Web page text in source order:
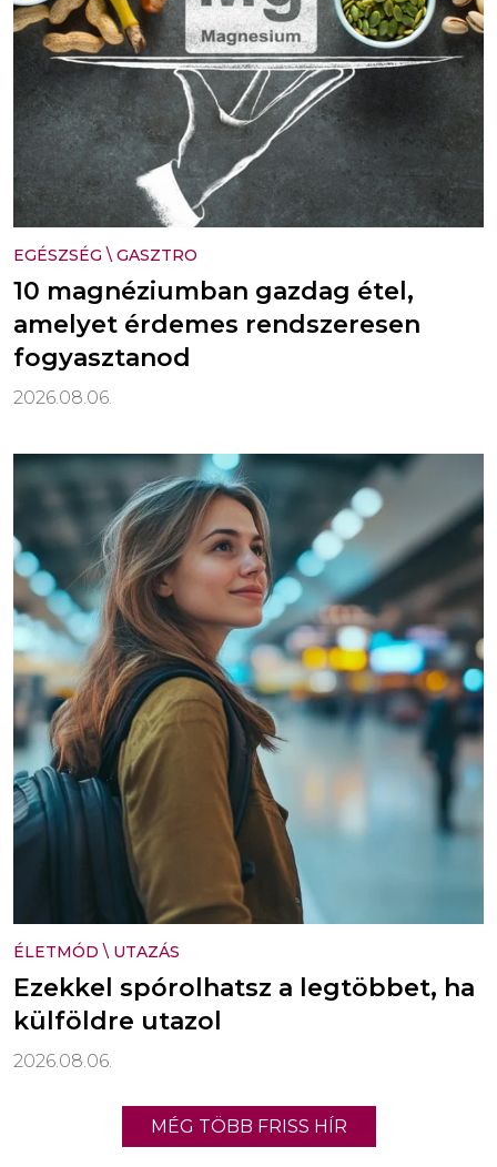
EGÉSZSÉG \ GASZTRO
10 magnéziumban gazdag étel,
amelyet érdemes rendszeresen
fogyasztanod
2026.08.06.
ÉLETMÓD \ UTAZÁS
Ezekkel spórolhatsz a legtöbbet, ha
külföldre utazol
2026.08.06.
MÉG TÖBB FRISS HÍR